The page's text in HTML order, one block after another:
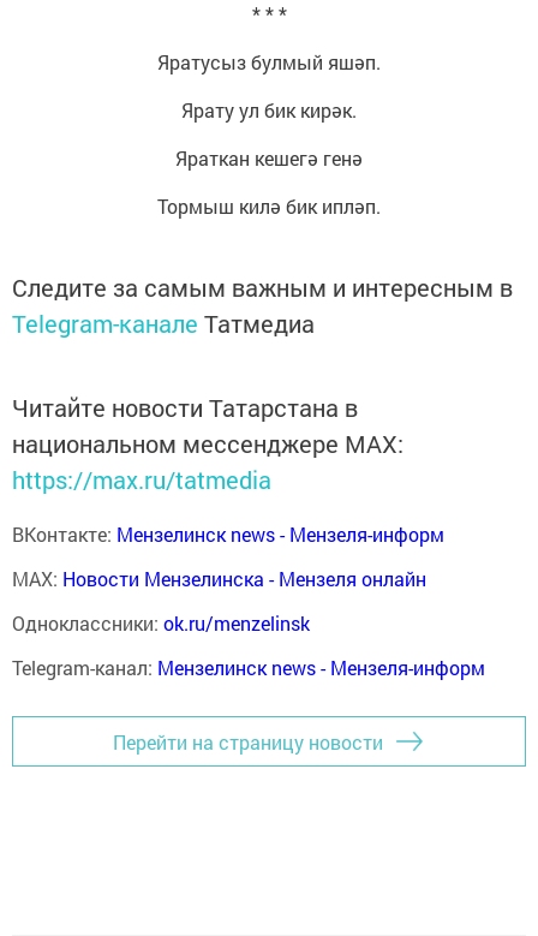
* * *
Яратусыз булмый яшәп.
Ярату ул бик кирәк.
Яраткан кешегә генә
Тормыш килә бик ипләп.
Следите за самым важным и интересным в
Telegram-канале Татмедиа
Читайте новости Татарстана в
национальном мессенджере MАХ:
https://max.ru/tatmedia
ВКонтакте: Мензелинск news - Мензеля-информ
MAX: Новости Мензелинска - Мензеля онлайн
Одноклассники: ok.ru/menzelinsk
Telegram-канал: Мензелинск news - Мензеля-информ
Перейти на страницу новости